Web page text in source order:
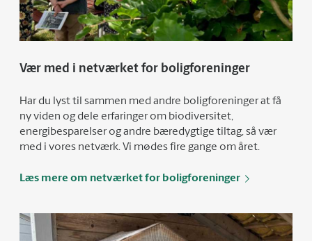
Vær med i netværket for boligforeninger
Har du lyst til sammen med andre boligforeninger at få
ny viden og dele erfaringer om biodiversitet,
energibesparelser og andre bæredygtige tiltag, så vær
med i vores netværk. Vi mødes fire gange om året.
Læs mere om netværket for boligforeninger